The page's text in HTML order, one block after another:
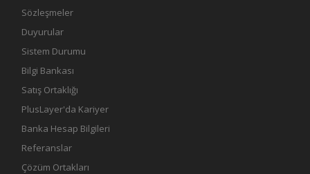
Sözleşmeler
Duyurular
Sistem Durumu
Bilgi Bankası
Satış Ortaklığı
PlusLayer'da Kariyer
Banka Hesap Bilgileri
Referanslar
Çözüm Ortakları